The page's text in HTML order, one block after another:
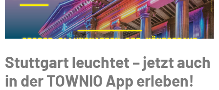
Stuttgart leuchtet – jetzt auch
in der TOWNIO App erleben!